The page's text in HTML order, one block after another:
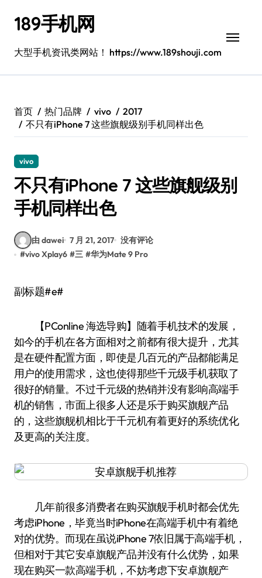
189手机网
大型手机资讯类网站！ https://www.189shouji.com
首页 热门品牌 vivo
2017
不只有iPhone 7 这些旗舰级别手机同样出色
vivo
不只有iPhone 7 这些旗舰级别
手机同样出色
由 dawei 7 月 21, 2017 没有评论
#vivo Xplay6 #三 #华为Mate 9 Pro
副标题#e#
【PConline 海选导购】随着手机技术的发展，
如今的手机在各方面相对之前都有很大提升，尤其
是在硬件配置方面，即使是几百元的产品都能满足
用户的使用需求，这也使得那些千元级手机获取了
很好的销量。不过千元级的热销并没有影响高端手
机的销售，市面上很多人还是乐于购买旗舰产品
的，这些旗舰机相比于千元机有着更好的系统优化
及更高的关注度。
几年前很多消费者在购买旗舰手机时都会优先
考虑iPhone，毕竟当时iPhone在高端手机中有着绝
对的优势。而现在虽说iPhone 7依旧属于高端手机，
但相对于其它安卓旗舰产品并没有什么优势，如果
现在购买一款高端手机，不妨考虑下安卓旗舰产